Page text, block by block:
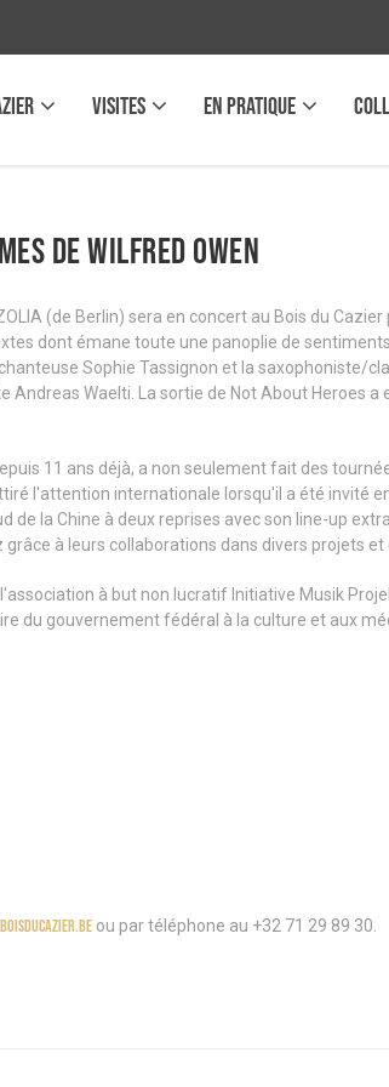
VISITES EN PRATIQUE
de Wilfred Owen
(de Berlin) sera en concert au Bois du
dont émane toute une panoplie de
Sophie Tassignon et la saxophoniste/
Waelti. La sortie de Not About Heroes
11 ans déjà, a non seulement fait des
l'attention internationale lorsqu'il a été invité
de la Chine à deux reprises avec son line-up
grâce à leurs collaborations dans divers projets et
à but non lucratif Initiative Musik
du gouvernement fédéral à la culture et aux
ou par téléphone au +32 71 29 89 30.